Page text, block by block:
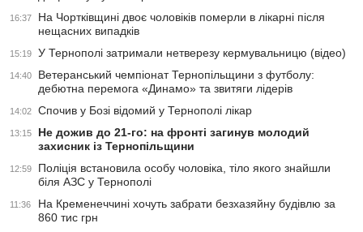
16:37
На Чортківщині двоє чоловіків померли в лікарні після
нещасних випадків
15:19 У Тернополі затримали нетверезу кермувальницю (відео)
14:40
Ветеранський чемпіонат Тернопільщини з футболу:
дебютна перемога «Динамо» та звитяги лідерів
14:02 Спочив у Бозі відомий у Тернополі лікар
13:15
Не дожив до 21-го: на фронті загинув молодий
захисник із Тернопільщини
12:59
Поліція встановила особу чоловіка, тіло якого знайшли
біля АЗС у Тернополі
11:36
На Кременеччині хочуть забрати безхазяйну будівлю за
860 тис грн